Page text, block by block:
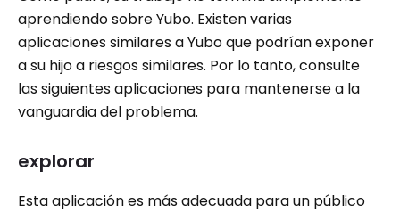
aprendiendo sobre Yubo. Existen varias
aplicaciones similares a Yubo que podrían exponer
a su hijo a riesgos similares. Por lo tanto, consulte
las siguientes aplicaciones para mantenerse a la
vanguardia del problema.
explorar
Esta aplicación es más adecuada para un público